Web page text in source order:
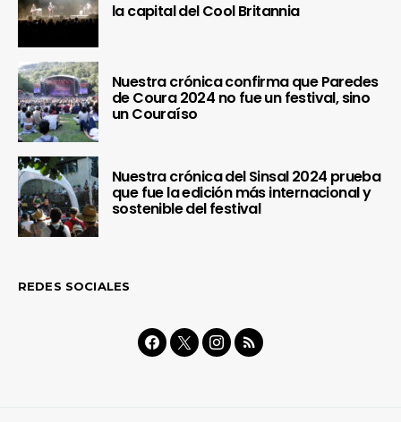
la capital del Cool Britannia
Nuestra crónica confirma que Paredes
de Coura 2024 no fue un festival, sino
un Couraíso
Nuestra crónica del Sinsal 2024 prueba
que fue la edición más internacional y
sostenible del festival
REDES SOCIALES